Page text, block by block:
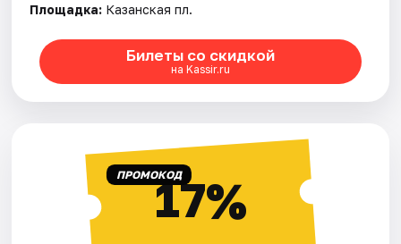
Площадка: Казанская пл.
Билеты со скидкой
на Kassir.ru
ПРОМОКОД17%